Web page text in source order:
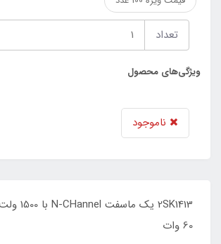
تعداد
ویژگی‌های محصول
ناموجود
60 وات